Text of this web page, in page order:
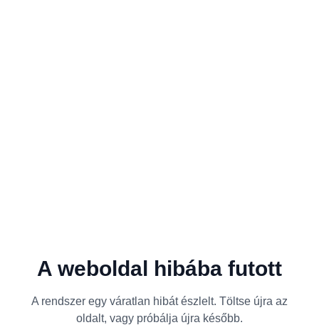
A weboldal hibába futott
A rendszer egy váratlan hibát észlelt. Töltse újra az
oldalt, vagy próbálja újra később.